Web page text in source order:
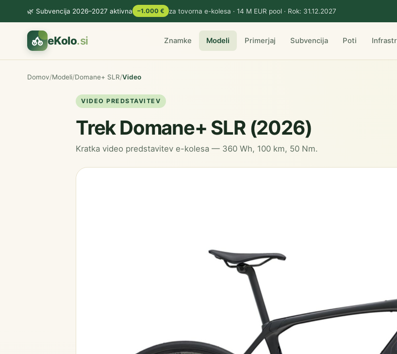
🌿 Subvencija 2026–2027 aktivna −1.000 € za tovorna e-kolesa · 14 M EUR pool · Rok: 31.12.2027
eKolo.si Znamke Modeli Primerjaj Subvencija Poti
Domov/Modeli/Domane+ SLR/Video
VIDEO PREDSTAVITEV
Trek Domane+ SLR (2026)
Kratka video predstavitev e-kolesa — 360 Wh, 100 km, 50 Nm.